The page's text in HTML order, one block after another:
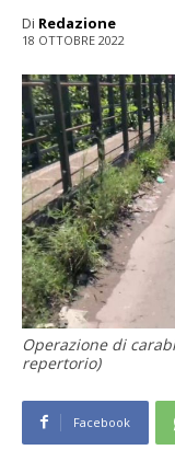
Di Redazione
18 OTTOBRE 2022
Operazione di
repertorio)
Facebook